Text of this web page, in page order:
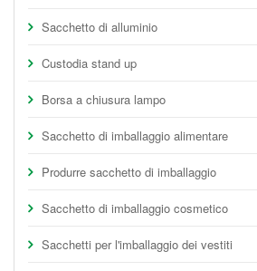
Sacchetto di alluminio
Custodia stand up
Borsa a chiusura lampo
Sacchetto di imballaggio alimentare
Produrre sacchetto di imballaggio
Sacchetto di imballaggio cosmetico
Sacchetti per l'imballaggio dei vestiti